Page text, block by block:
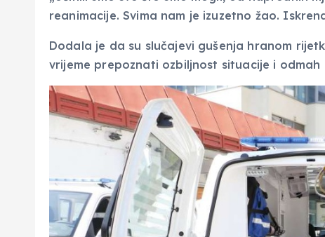
reanimacije. Svima nam je izuzetno žao.
Dodala je da su slučajevi gušenja hranom
vrijeme prepoznati ozbiljnost situacije i